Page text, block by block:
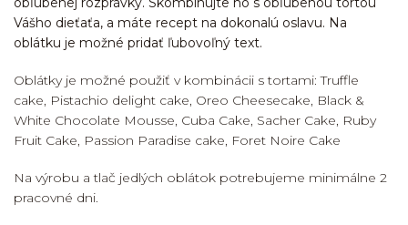
Vášho dieťaťa, a máte recept na dokonalú oslavu. Na
oblátku je možné pridať ľubovoľný text.
Oblátky je možné použiť v kombinácii s tortami: Truffle
cake, Pistachio delight cake, Oreo Cheesecake, Black &
White Chocolate Mousse, Cuba Cake, Sacher Cake, Ruby
Fruit Cake, Passion Paradise cake, Foret Noire Cake
Na výrobu a tlač jedlých oblátok potrebujeme minimálne 2
pracovné dni.